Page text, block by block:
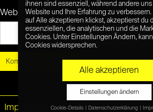
Website
Impressum |Datenschutz
ihnen sind essenziell, während andere
Website und Ihre Erfahrung zu
auf Alle akzeptieren klickst, akzeptierst du
essenziellen, die analytischen und die
Cookies. Unter Einstellungen Ändern,
Cookies widersprechen.
Alle akzeptieren
Einstellungen ändern
Cookie-Details Datenschutzerklärung